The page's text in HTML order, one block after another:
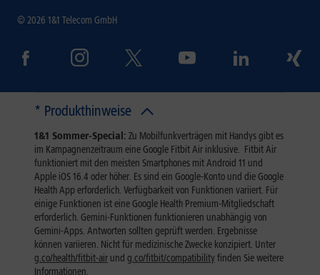
© 2026 1&1 Telecom GmbH